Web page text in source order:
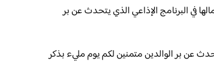
في البرنامج الإذاعي الذي يتحدث عن بر
عن بر الوالدين متمنين لكم يوم مليء بذكر